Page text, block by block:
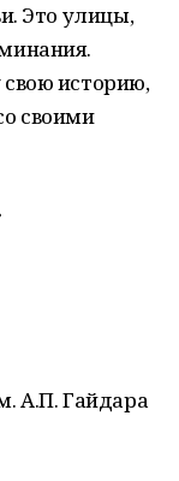
Это улицы,
историю,
своими
А.П. Гайдара